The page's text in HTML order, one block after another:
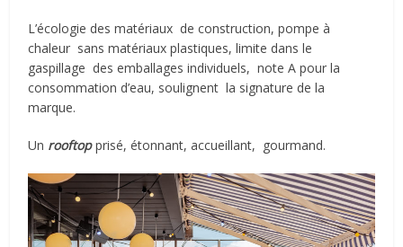
L’écologie des matériaux de construction, pompe à
chaleur sans matériaux plastiques, limite dans le
gaspillage des emballages individuels, note A pour la
consommation d’eau, soulignent la signature de la
marque.
Un rooftopprisé, étonnant, accueillant, gourmand.